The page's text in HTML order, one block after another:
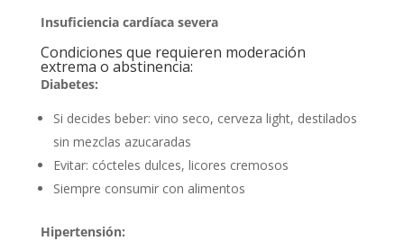
Insuficiencia cardíaca severa
Condiciones que requieren moderación
extrema o abstinencia:
Diabetes:
Si decides beber: vino seco, cerveza light, destilados
sin mezclas azucaradas
Evitar: cócteles dulces, licores cremosos
Siempre consumir con alimentos
Hipertensión: